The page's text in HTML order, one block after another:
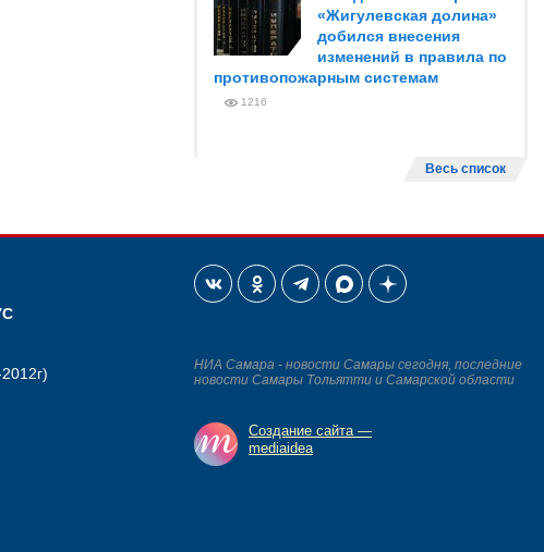
«Жигулевская долина»
добился внесения
изменений в правила по
противопожарным системам
1216
Весь список
НИА Самара - новости Самары сегодня, последние
новости Самары Тольятти и Самарской области
Создание сайта —
mediaidea